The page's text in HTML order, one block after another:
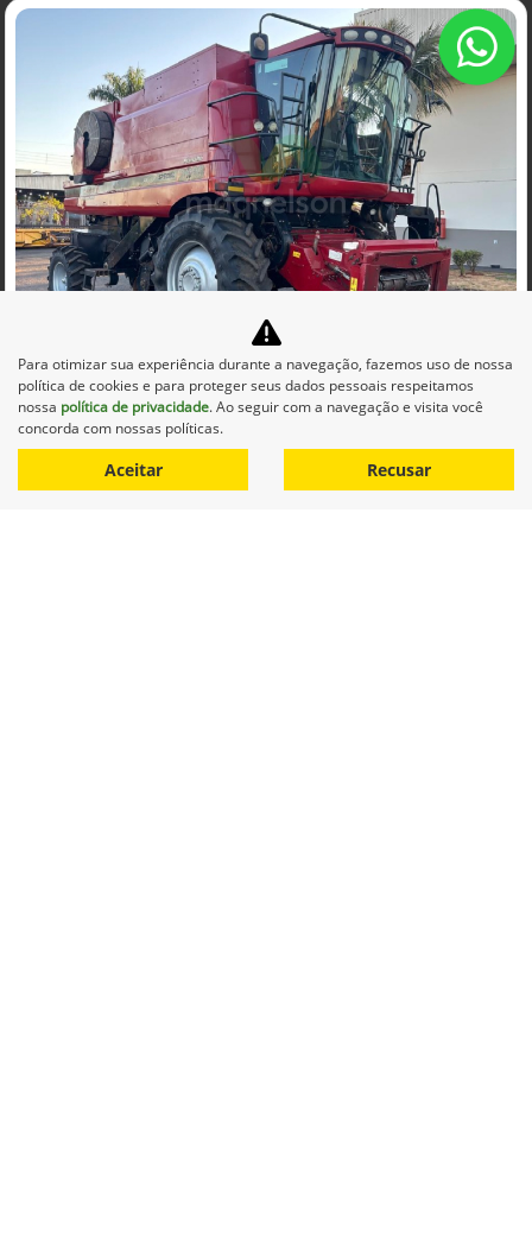
mp
arti
lhe
CASE
CASE COLHEITADEIRA 2688 2014 DIESEL 1P AUTOMATICO
Maqnelson Agrícola Uberlândia
Ver Mais 11 lojas
Para otimizar sua experiência durante a navegação, fazemos uso de nossa
política de cookies e para proteger seus dados pessoais respeitamos
nossa política de privacidade. Ao seguir com a navegação e visita você
concorda com nossas políticas.
Aceitar Recusar